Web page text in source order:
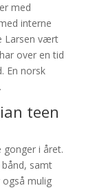
med
interne
Larsen vært
over en tid
En norsk
teen
i året.
samt
mulig